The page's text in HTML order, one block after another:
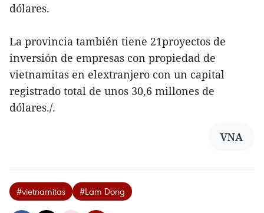
dólares.
La provincia también tiene 21proyectos de
inversión de empresas con propiedad de
vietnamitas en elextranjero con un capital
registrado total de unos 30,6 millones de
dólares./.
VNA
#vietnamitas #Lam Dong